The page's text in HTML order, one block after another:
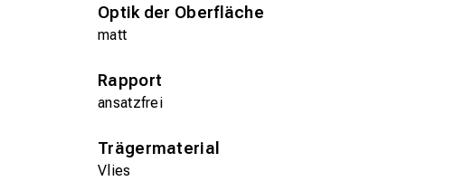
Optik der Oberfläche
matt
Rapport
ansatzfrei
Trägermaterial
Vlies